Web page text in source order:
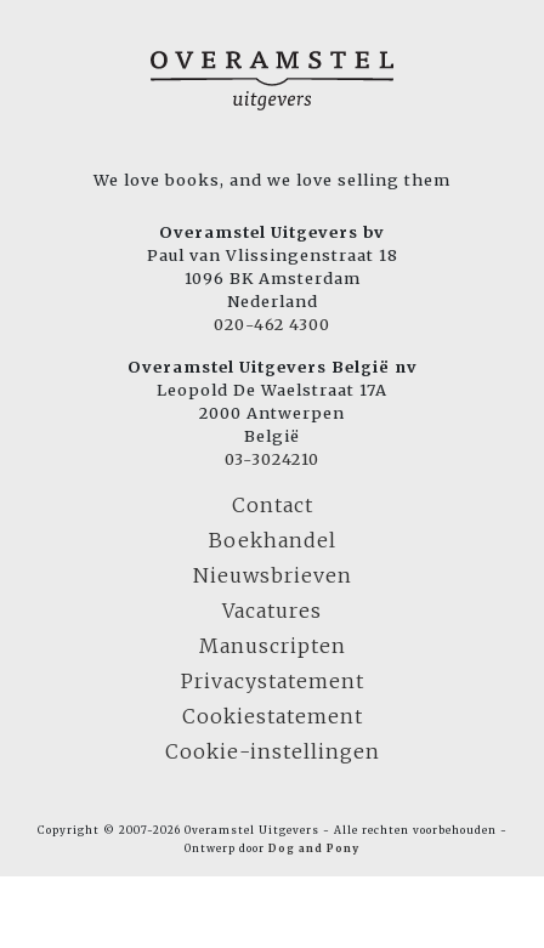
We love books, and we love selling them
Overamstel Uitgevers bv
Paul van Vlissingenstraat 18
1096 BK Amsterdam
Nederland
020-462 4300
Overamstel Uitgevers België nv
Leopold De Waelstraat 17A
2000 Antwerpen
België
03-3024210
Contact
Boekhandel
Nieuwsbrieven
Vacatures
Manuscripten
Privacystatement
Cookiestatement
Cookie-instellingen
Copyright © 2007-2026 Overamstel Uitgevers - Alle rechten voorbehouden -
Ontwerp door Dog and Pony